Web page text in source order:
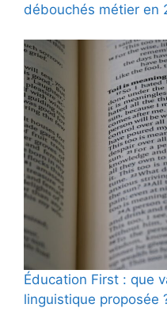
débouchés métier en
Éducation First : que
linguistique proposée